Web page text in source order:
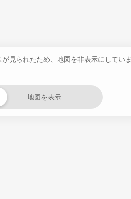
見られたため、地図を非表示にしていま
地図を表示